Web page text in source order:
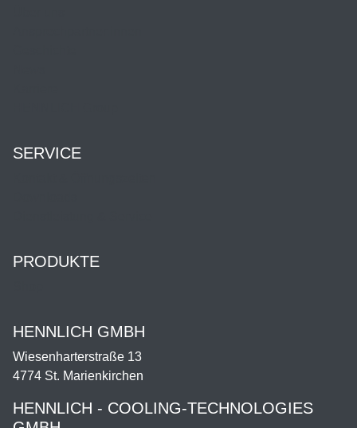
SERVICE
PRODUKTE
HENNLICH GMBH
Wiesenharterstraße 13
4774 St. Marienkirchen
HENNLICH - COOLING-TECHNOLOGIES